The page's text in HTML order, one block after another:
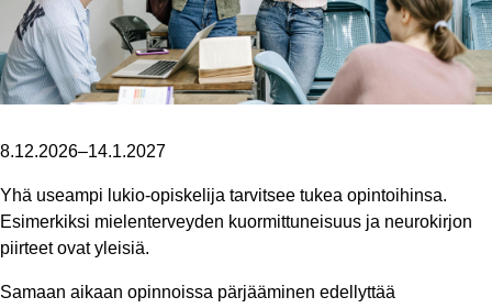
8.12.2026–14.1.2027
Yhä useampi lukio-opiskelija tarvitsee tukea opintoihinsa.
Esimerkiksi mielenterveyden kuormittuneisuus ja neurokirjon
piirteet ovat yleisiä.
Samaan aikaan opinnoissa pärjääminen edellyttää